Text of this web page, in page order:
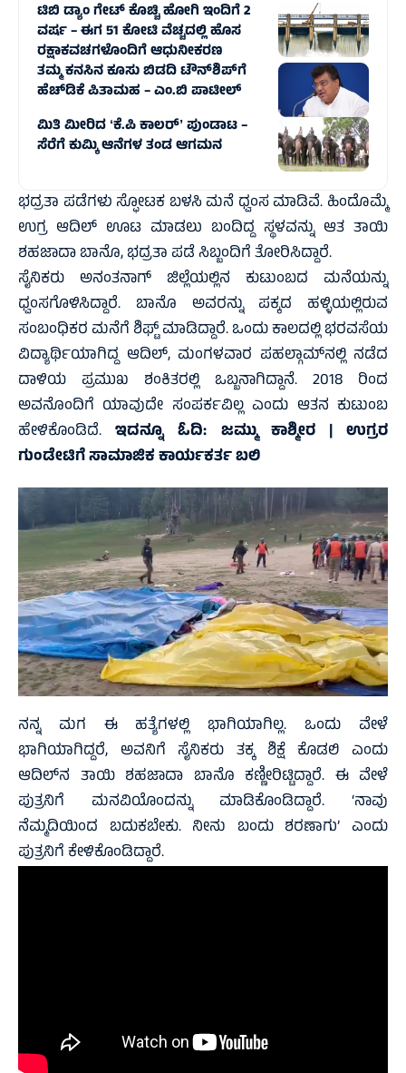
ಟಿಬಿ ಡ್ಯಾಂ ಗೇಟ್ ಕೊಚ್ಚಿ ಹೋಗಿ ಇಂದಿಗೆ 2
ವರ್ಷ – ಈಗ 51 ಕೋಟಿ ವೆಚ್ಚದಲ್ಲಿ ಹೊಸ
ರಕ್ಷಾಕವಚಗಳೊಂದಿಗೆ ಆಧುನೀಕರಣ
ತಮ್ಮ ಕನಸಿನ ಕೂಸು ಬಿಡದಿ ಟೌನ್‌ಶಿಪ್‌ಗೆ
ಹೆಚ್‌ಡಿಕೆ ಪಿತಾಮಹ – ಎಂ.ಬಿ ಪಾಟೀಲ್
ಮಿತಿ ಮೀರಿದ ʻಕೆ.ಪಿ ಕಾಲರ್‌ʼ ಪುಂಡಾಟ –
ಸೆರೆಗೆ ಕುಮ್ಕಿ ಆನೆಗಳ ತಂಡ ಆಗಮನ
ಭದ್ರತಾ ಪಡೆಗಳು ಸ್ಫೋಟಕ ಬಳಸಿ ಮನೆ ಧ್ವಂಸ ಮಾಡಿವೆ. ಹಿಂದೊಮ್ಮೆ
ಉಗ್ರ ಆದಿಲ್‌ ಊಟ ಮಾಡಲು ಬಂದಿದ್ದ ಸ್ಥಳವನ್ನು ಆತ ತಾಯಿ
ಶಹಜಾದಾ ಬಾನೊ, ಭದ್ರತಾ ಪಡೆ ಸಿಬ್ಬಂದಿಗೆ ತೋರಿಸಿದ್ದಾರೆ.
ಸೈನಿಕರು ಅನಂತನಾಗ್ ಜಿಲ್ಲೆಯಲ್ಲಿನ ಕುಟುಂಬದ ಮನೆಯನ್ನು
ಧ್ವಂಸಗೊಳಿಸಿದ್ದಾರೆ. ಬಾನೊ ಅವರನ್ನು ಪಕ್ಕದ ಹಳ್ಳಿಯಲ್ಲಿರುವ
ಸಂಬಂಧಿಕರ ಮನೆಗೆ ಶಿಫ್ಟ್‌ ಮಾಡಿದ್ದಾರೆ. ಒಂದು ಕಾಲದಲ್ಲಿ ಭರವಸೆಯ
ವಿದ್ಯಾರ್ಥಿಯಾಗಿದ್ದ ಆದಿಲ್, ಮಂಗಳವಾರ ಪಹಲ್ಗಾಮ್‌ನಲ್ಲಿ ನಡೆದ
ದಾಳಿಯ ಪ್ರಮುಖ ಶಂಕಿತರಲ್ಲಿ ಒಬ್ಬನಾಗಿದ್ದಾನೆ. 2018 ರಿಂದ
ಅವನೊಂದಿಗೆ ಯಾವುದೇ ಸಂಪರ್ಕವಿಲ್ಲ ಎಂದು ಆತನ ಕುಟುಂಬ
ಹೇಳಿಕೊಂಡಿದೆ.ಇದನ್ನೂ ಓದಿ: ಜಮ್ಮು ಕಾಶ್ಮೀರ | ಉಗ್ರರ
ಗುಂಡೇಟಿಗೆ ಸಾಮಾಜಿಕ ಕಾರ್ಯಕರ್ತ ಬಲಿ
ನನ್ನ ಮಗ ಈ ಹತ್ಯೆಗಳಲ್ಲಿ ಭಾಗಿಯಾಗಿಲ್ಲ. ಒಂದು ವೇಳೆ
ಭಾಗಿಯಾಗಿದ್ದರೆ, ಅವನಿಗೆ ಸೈನಿಕರು ತಕ್ಕ ಶಿಕ್ಷೆ ಕೊಡಲಿ ಎಂದು
ಆದಿಲ್‌ನ ತಾಯಿ ಶಹಜಾದಾ ಬಾನೊ ಕಣ್ಣೀರಿಟ್ಟಿದ್ದಾರೆ. ಈ ವೇಳೆ
ಪುತ್ರನಿಗೆ ಮನವಿಯೊಂದನ್ನು ಮಾಡಿಕೊಂಡಿದ್ದಾರೆ. ‘ನಾವು
ನೆಮ್ಮದಿಯಿಂದ ಬದುಕಬೇಕು. ನೀನು ಬಂದು ಶರಣಾಗು’ ಎಂದು
ಪುತ್ರನಿಗೆ ಕೇಳಿಕೊಂಡಿದ್ದಾರೆ.